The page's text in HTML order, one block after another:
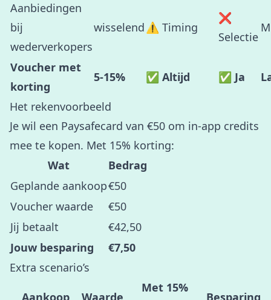
Aanbiedingen
bij
wederverkopers
wisselend ⚠️ Timing
❌
Selectie
Voucher met
korting
5-15% ✅ Altijd ✅ Ja
Het rekenvoorbeeld
Je wil een Paysafecard van €50 om in-app credits
mee te kopen. Met 15% korting:
Wat
Bedrag
Geplande aankoop€50
Voucher waarde
€50
Jij betaalt
€42,50
Jouw besparing
€7,50
Extra scenario’s
Aankoop Waarde
Met 15%
Besparing